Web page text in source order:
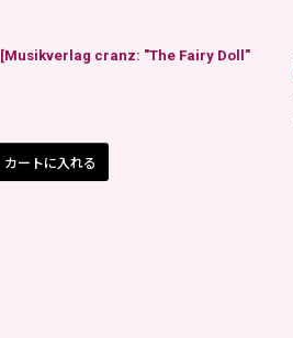
[Musikverlag cranz: "The Fairy Doll"
カートに入れる